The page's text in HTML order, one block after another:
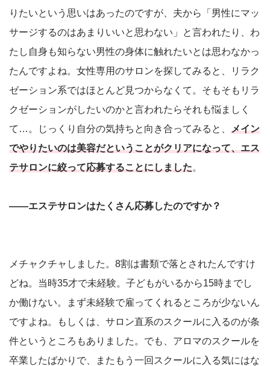
りたいという思いはあったのですが、夫から「男性にマッ
サージするのはあまりいいと思わない」と言われたり、わ
たし自身も知らない男性の身体に触れたいとは思わなかっ
たんですよね。女性専用のサロンを探してみると、リラク
ゼーション系ではほとんど見つからなくて。そもそもリラ
クゼーションがしたいのかと言われたらそれも悩ましく
て…。じっくり自分の気持ちと向き合ってみると、 メイン
でやりたいのは美容だということがクリアになって、エス
テサロンに絞って応募することにしました。
――エステサロンはたくさん応募したのですか？
メチャクチャしました。8割は書類で落とされたんですけ
どね。当時35才で未経験。子どもがいるから15時までし
か働けない。まず未経験で雇ってくれるところが少ないん
ですよね。もしくは、サロン直系のスクールに入るのが条
件というところもありました。でも、アロマのスクールを
卒業したばかりで、またもう一回スクールに入る気にはな